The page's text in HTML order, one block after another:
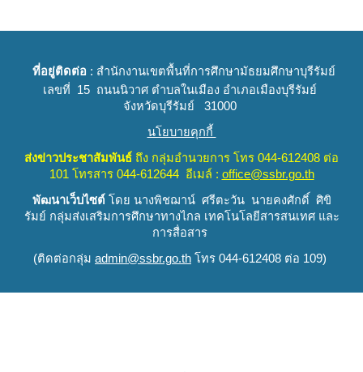
ที่อยู่ติดต่อ : สำนักงานเขตพื้นที่การศึกษามัธยมศึกษาบุรีรัมย์
เลขที่ 15 ถนนนิวาศ ตำบลในเมือง อำเภอเมืองบุรีรัมย์
จังหวัดบุรีรัมย์ 31000
นโยบายคุกกี้
ส่งข่าวประชาสัมพันธ์ ถึง กลุ่มอำนวยการ โทร 044-612408 ต่อ
101 โทรสาร 044-612644 อีเมล์ : office@ssbr.go.th
พัฒนาเว็บไซต์ โดย นางพิชฌาน์ ศรีตะวัน นายคงศักดิ์ ศิขิ
รัมย์ กลุ่มส่งเสริมการศึกษาทางไกล เทคโนโลยีสารสนเทศ และ
การสื่อสาร
(ติดต่อกลุ่ม admin@ssbr.go.th โทร 044-612408 ต่อ 109)